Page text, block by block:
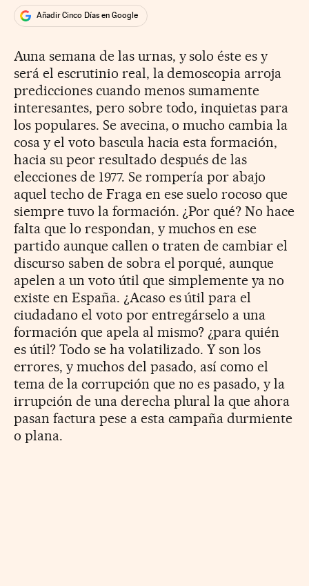
Añadir Cinco Días en Google
Auna semana de las urnas, y solo éste es y
será el escrutinio real, la demoscopia arroja
predicciones cuando menos sumamente
interesantes, pero sobre todo, inquietas para
los populares. Se avecina, o mucho cambia la
cosa y el voto bascula hacia esta formación,
hacia su peor resultado después de las
elecciones de 1977. Se rompería por abajo
aquel techo de Fraga en ese suelo rocoso que
siempre tuvo la formación. ¿Por qué? No hace
falta que lo respondan, y muchos en ese
partido aunque callen o traten de cambiar el
discurso saben de sobra el porqué, aunque
apelen a un voto útil que simplemente ya no
existe en España. ¿Acaso es útil para el
ciudadano el voto por entregárselo a una
formación que apela al mismo? ¿para quién
es útil? Todo se ha volatilizado. Y son los
errores, y muchos del pasado, así como el
tema de la corrupción que no es pasado, y la
irrupción de una derecha plural la que ahora
pasan factura pese a esta campaña durmiente
o plana.